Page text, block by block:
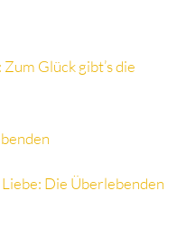
Glück gibt’s die
Die Überlebenden